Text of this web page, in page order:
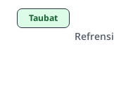
Taubat
Refrensi